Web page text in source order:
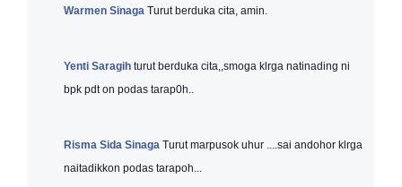
Warmen Sinaga Turut berduka cita, amin.
Yenti Saragih turut berduka cita,,smoga klrga natinading ni
bpk pdt on podas tarap0h..
Risma Sida Sinaga Turut marpusok uhur ....sai andohor klrga
naitadikkon podas tarapoh...